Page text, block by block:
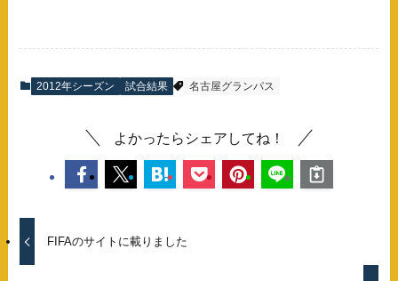
2012年シーズン 試合結果 名古屋グランパス
よかったらシェアしてね！
FIFAのサイトに載りました